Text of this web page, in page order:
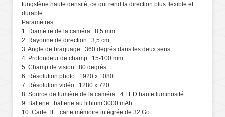
tungstène haute densité, ce qui rend la direction plus flexible et
durable.
Paramètres :
1. Diamètre de la caméra : 8,5 mm.
2. Rayonne de direction : 3,5 cm
3. Angle de braquage : 360 degrés dans les deux sens
4. Profondeur de champ : 15-100 mm
5. Champ de vision : 80 degrés
6. Résolution photo : 1920 x 1080
7. Résolution vidéo : 1280 x 720
8. Source de lumière de la caméra : 4 LED haute luminosité.
9. Batterie : batterie au lithium 3000 mAh.
10. Carte TF : carte mémoire intégrée de 32 Go